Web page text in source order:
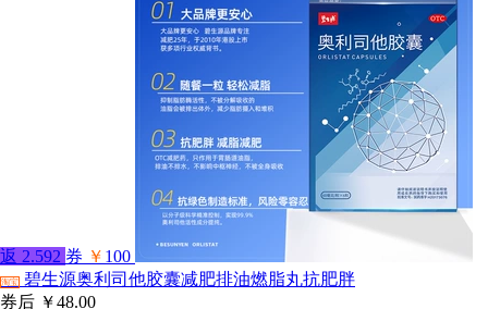
返 2.592 券 ￥ 100
淘宝
碧生源奥利司他胶囊减肥排油燃脂丸抗肥胖
券后 ￥48.00